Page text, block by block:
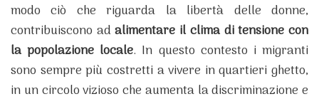
modo ciò che riguarda la libertà delle donne,
contribuiscono adalimentare il clima di tensione con
la popolazione locale. In questo contesto i migranti
sono sempre più costretti a vivere in quartieri ghetto,
in un circolo vizioso che aumenta la discriminazione e